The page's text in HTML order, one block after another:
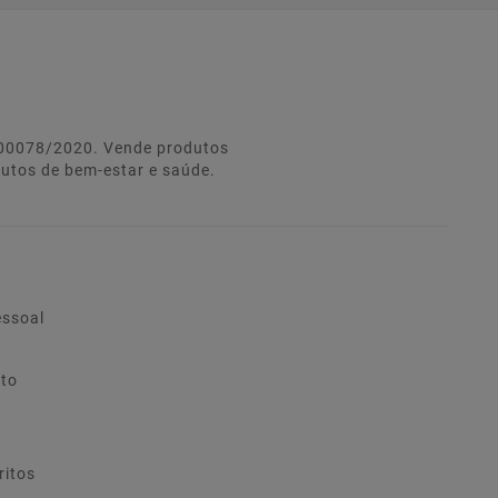
2020. Vende produtos
de bem-estar e saúde.